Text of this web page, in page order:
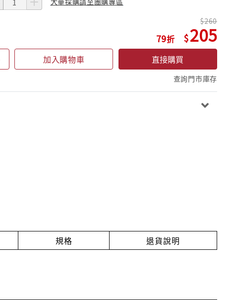
79
260
205
加入購物車 直接購買
查詢門市庫存
規格 退貨說明